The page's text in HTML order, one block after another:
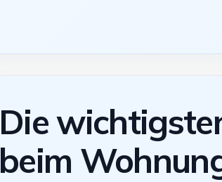
Die
beim